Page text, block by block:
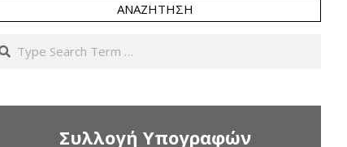
ΑΝΑΖΉΤΗΣΗ
Συλλογή Υπογραφών